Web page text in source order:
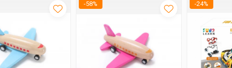
-58% -24%